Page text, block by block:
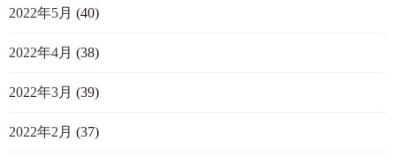
2022年5月 (40)
2022年4月 (38)
2022年3月 (39)
2022年2月 (37)